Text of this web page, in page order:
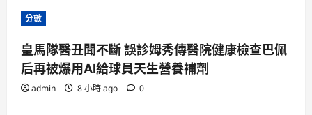
分數
皇馬隊醫丑聞不斷 誤診姆秀傳醫院健康檢查巴佩
后再被爆用AI給球員天生營養補劑
admin 8 小時 ago 0